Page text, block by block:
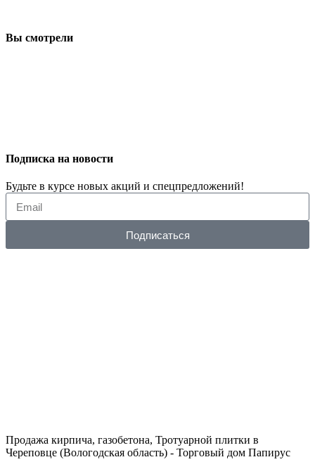
Вы смотрели
Подписка на новости
Будьте в курсе новых акций и спецпредложений!
Подписаться
Продажа кирпича, газобетона, Тротуарной плитки в
Череповце (Вологодская область) - Торговый дом Папирус